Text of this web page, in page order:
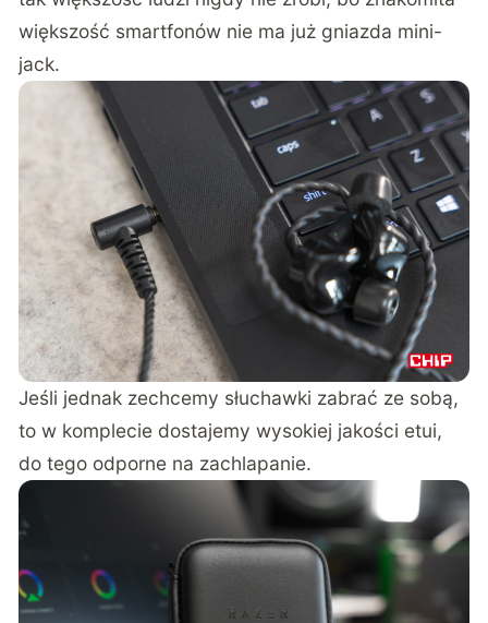
większość smartfonów nie ma już gniazda mini-
jack.
Jeśli jednak zechcemy słuchawki zabrać ze sobą,
to w komplecie dostajemy wysokiej jakości etui,
do tego odporne na zachlapanie.